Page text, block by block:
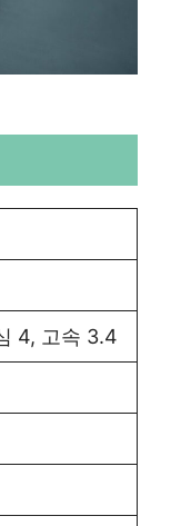
4, 고속 3.4